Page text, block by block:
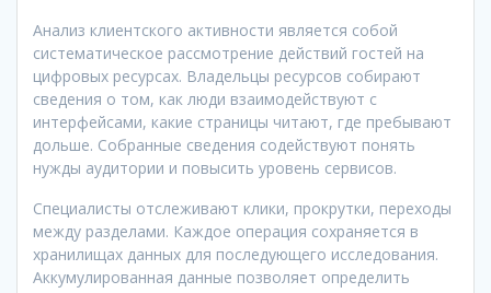
Анализ клиентского активности является собой
систематическое рассмотрение действий гостей на
цифровых ресурсах. Владельцы ресурсов собирают
сведения о том, как люди взаимодействуют с
интерфейсами, какие страницы читают, где пребывают
дольше. Собранные сведения содействуют понять
нужды аудитории и повысить уровень сервисов.
Специалисты отслеживают клики, прокрутки, переходы
между разделами. Каждое операция сохраняется в
хранилищах данных для последующего исследования.
Аккумулированная данные позволяет определить